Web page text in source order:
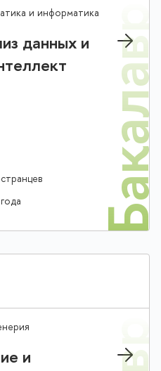
и информатика
данных и
и